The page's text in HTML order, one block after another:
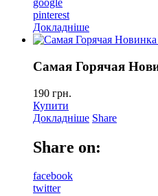
google
pinterest
Докладніше
Самая Горячая
190 грн.
Купити
Докладніше Share
Share on:
facebook
twitter